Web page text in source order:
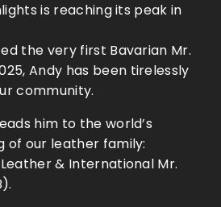
is reaching its peak in
the very first Bavarian Mr.
Andy has been tirelessly
community.
him to the world’s
of our leather family:
& International Mr.